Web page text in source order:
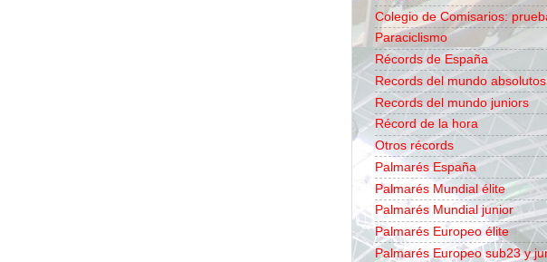
Colegio de Comisarios:
Paraciclismo
Récords de España
Records del mundo absolutos
Records del mundo juniors
Récord de la hora
Otros récords
Palmarés España
Palmarés Mundial élite
Palmarés Mundial junior
Palmarés Europeo élite
Palmarés Europeo sub23 y